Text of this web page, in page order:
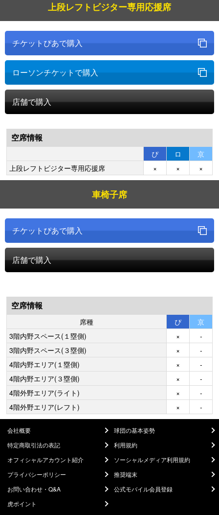
上段レフトビジター専用応援席
チケットぴあで購入
ローソンチケットで購入
店舗で購入
空席情報
ぴ ロ
京
上段レフトビジター専用応援席
× × ×
車椅子席
チケットぴあで購入
店舗で購入
空席情報
席種 ぴ
京
3階内野スペース(１塁側)
×
-
3階内野スペース(３塁側)
×
-
4階内野エリア(１塁側)
×
-
4階内野エリア(３塁側)
×
-
4階外野エリア(ライト)
×
-
4階外野エリア(レフト)
× -
会社概要
球団の基本姿勢
特定商取引法の表記
利用規約
オフィシャルアカウント紹介
ソーシャルメディア利用規約
プライバシーポリシー
推奨端末
お問い合わせ・Q&A
公式モバイル会員登録
虎ポイント